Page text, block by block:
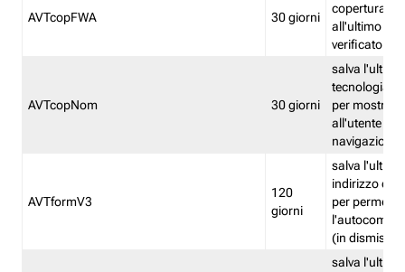
AVTcopFWA 30 giorni
copertura
all'ultimo
verificato
AVTcopNom 30 giorni
salva l'ultima
tecnologia
per
all'utente
navigazione
AVTformV3
120
giorni
salva l'ultimo
indirizzo di
per
(in
salva l'ultimo